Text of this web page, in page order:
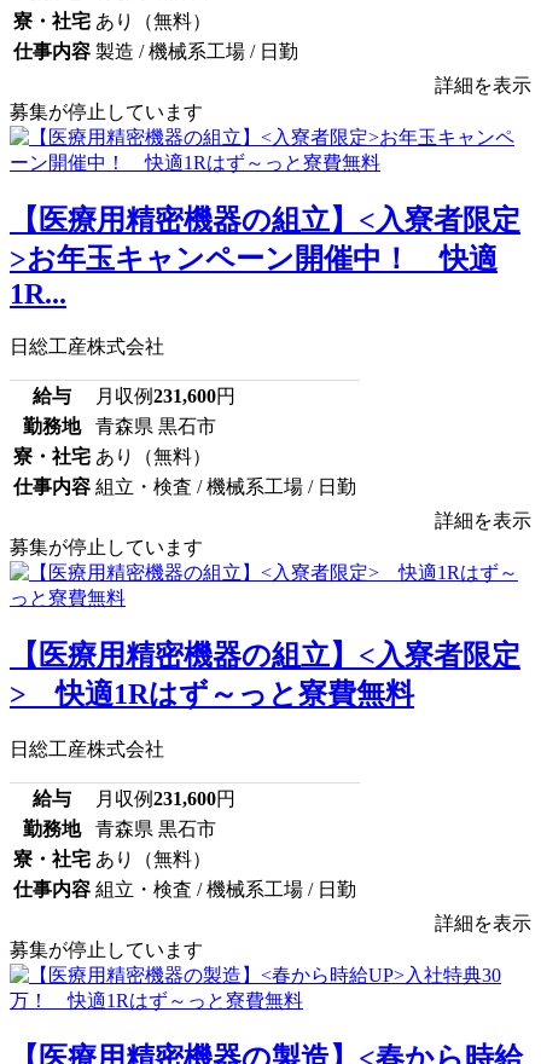
寮・社宅 あり（無料）
仕事内容 製造 / 機械系工場 / 日勤
詳細を表示
募集が停止しています
【医療用精密機器の組立】<入寮者限定
>お年玉キャンペーン開催中！ 快適
1R...
日総工産株式会社
給与 月収例231,600円
勤務地
青森県 黒石市
寮・社宅 あり（無料）
仕事内容 組立・検査 / 機械系工場 / 日勤
詳細を表示
募集が停止しています
【医療用精密機器の組立】<入寮者限定
> 快適1Rはず～っと寮費無料
日総工産株式会社
給与 月収例231,600円
勤務地
青森県 黒石市
寮・社宅 あり（無料）
仕事内容 組立・検査 / 機械系工場 / 日勤
詳細を表示
募集が停止しています
【医療用精密機器の製造】<春から時給